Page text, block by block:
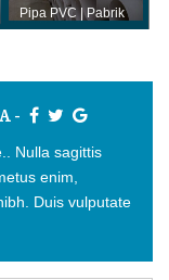
Pipa PVC | Pabrik
Pipa PVC
-
Nulla sagittis
enim,
Duis vulputate